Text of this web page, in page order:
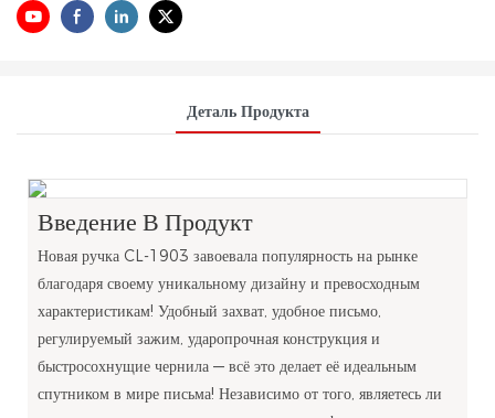
Деталь Продукта
Введение В Продукт
Новая ручка CL-1903 завоевала популярность на рынке
благодаря своему уникальному дизайну и превосходным
характеристикам! Удобный захват, удобное письмо,
регулируемый зажим, ударопрочная конструкция и
быстросохнущие чернила — всё это делает её идеальным
спутником в мире письма! Независимо от того, являетесь ли